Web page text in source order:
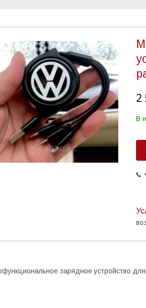
2
В
зарядное устройство